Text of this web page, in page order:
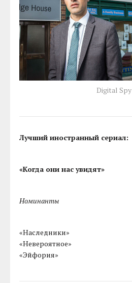
Digital Spy
Лучший иностранный сериал:
«Когда они нас увидят»
Номинанты
«Наследники»
«Невероятное»
«Эйфория»